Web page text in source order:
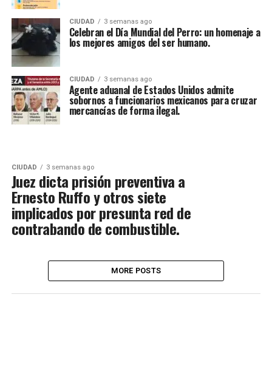
CIUDAD 3 semanas ago
Celebran el Día Mundial del Perro: un homenaje a
los mejores amigos del ser humano.
CIUDAD 3 semanas ago
Agente aduanal de Estados Unidos admite
sobornos a funcionarios mexicanos para cruzar
mercancías de forma ilegal.
CIUDAD 3 semanas ago
Juez dicta prisión preventiva a
Ernesto Ruffo y otros siete
implicados por presunta red de
contrabando de combustible.
MORE POSTS